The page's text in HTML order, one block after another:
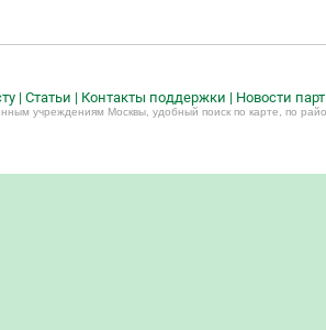
| Статьи | Контакты поддержки | Новости
учреждениям Москвы, удобный поиск по карте, по